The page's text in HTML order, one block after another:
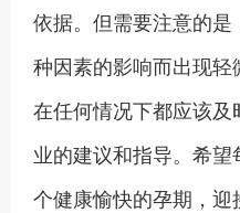
依据。但需要注意的
种因素的影响而出现
在任何情况下都应该
业的建议和指导。希
个健康愉快的孕期，迎